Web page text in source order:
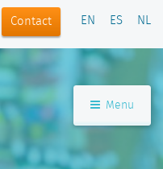
Contact EN ES NL
Menu